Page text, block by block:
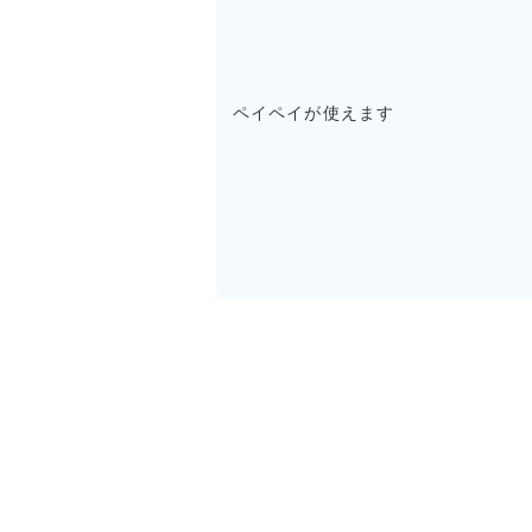
ペイペイが使えます